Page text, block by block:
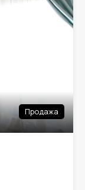
Продажа